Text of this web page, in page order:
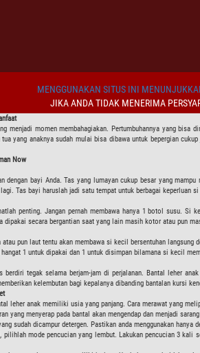
MENGGUNAKAN SITUS INI
JIKA ANDA TIDAK MENERIMA
menjadi momen membahagiakan. Pertumbuhannya yang
yang anaknya sudah mulai bisa dibawa untuk bepergian
Now
dengan bayi Anda. Tas yang lumayan cukup besar yang
Tas bayi haruslah jadi satu tempat untuk berbagai keperluan
penting. Jangan pernah membawa hanya 1 botol susu. Si
secara bergantian saat yang lain masih kotor atau pun
atau pun laut tentu akan membawa si kecil bersentuhan
1 untuk dipakai dan 1 untuk disimpan bilamana si kecil
tegak selama berjam-jam di perjalanan. Bantal leher
kelembutan bagi kepalanya dibanding bantalan kursi
leher anak memiliki usia yang panjang. Cara merawat yang
yang menyerap pada bantal akan mengendap dan menjadi
sudah dicampur detergen. Pastikan anda menggunakan
mode pencucian yang lembut. Lakukan pencucian 3